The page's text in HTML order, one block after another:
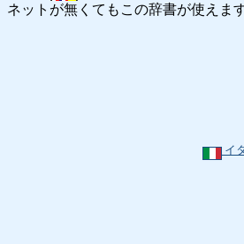
ネットが無くてもこの辞書が使えます
イ